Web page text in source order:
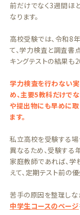
前だけでなく3週間ほ
なります。
高校受験では、令和8
て、学力検査と調査書
キングテストの結果も
学力検査を行わない
め、主要5教科だけで
や提出物にも早めに
ます。
私立高校を受験する
異なるため、受験する
家庭教師であれば、
えて、定期テスト前の
苦手の原因を整理しな
中学生コースのページ